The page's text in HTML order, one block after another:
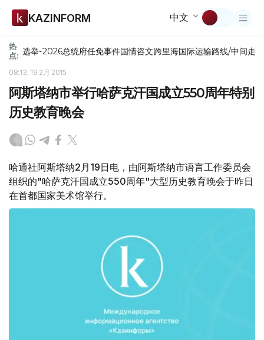
KAZINFORM 中文
热
点: 选举-2026总统府任免事件国情咨文跨里海国际运输路线/中间走廊
08:13, 19 2月 2015
阿斯塔纳市举行哈萨克汗国成立550周年特别
历史教育晚会
哈通社阿斯塔纳2月19日电，由阿斯塔纳市语言工作委员会
组织的"哈萨克汗国成立550周年"大型历史教育晚会于昨日
在首都国家美术馆举行。